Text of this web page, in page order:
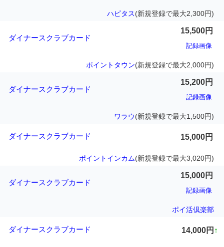
ハピタス(新規登録で最大2,300円)
ダイナースクラブカード
15,500円
記録画像
ポイントタウン(新規登録で最大2,000円)
ダイナースクラブカード
15,200円
記録画像
ワラウ(新規登録で最大1,500円)
ダイナースクラブカード 15,000円
ポイントインカム(新規登録で最大3,020円)
ダイナースクラブカード
15,000円
記録画像
ポイ活倶楽部
ダイナースクラブカード 14,000円 ↑